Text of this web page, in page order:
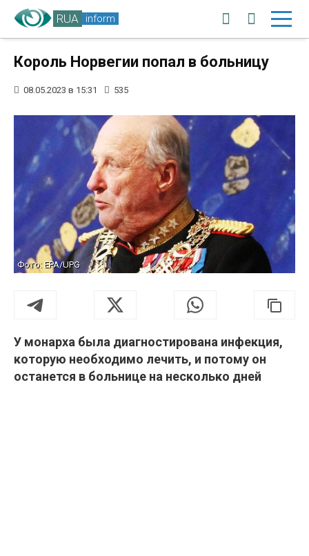
RUA inform
Король Норвегии попал в больницу
08.05.2023 в 15:31 535
Фото: EPA/UPG
У монарха была диагностирована инфекция,
которую необходимо лечить, и потому он
останется в больнице на несколько дней